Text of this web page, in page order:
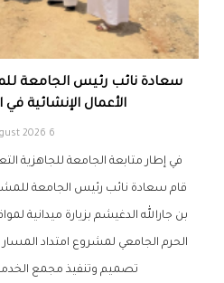
سعادة نائب رئيس الجامعة
الأعمال الإنشائية
6 August 2026
في إطار متابعة الجامعة للجاهزية
قام سعادة نائب رئيس الجامعة
بن جارالله الدغيشم بزيارة ميدانية
الحرم الجامعي لمشروع امتداد
تصميم وتنفيذ مجمع